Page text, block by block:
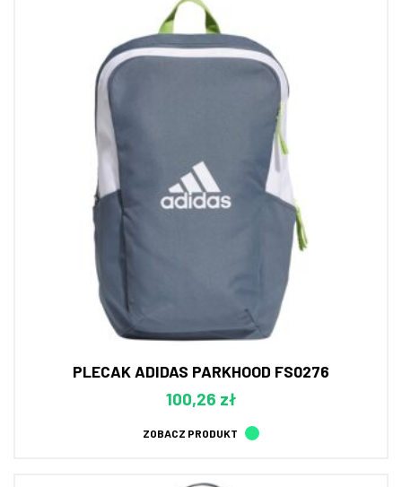
PLECAK ADIDAS PARKHOOD FS0276
100,26 zł
ZOBACZ PRODUKT